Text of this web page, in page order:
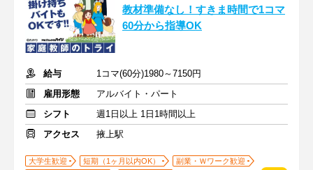
教材準備なし！すきま時間で1コマ
60分から指導OK
給与
1コマ(60分)1980～7150円
雇用形態
アルバイト・パート
シフト
週1日以上 1日1時間以上
アクセス
掖上駅
大学生歓迎 短期（1ヶ月以内OK）
副業・Ｗワーク歓迎